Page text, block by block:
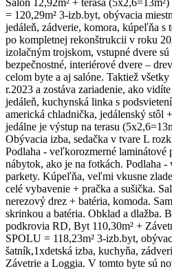
Salón 12,92m² + terasa
= 120,29m² 3-izb.byt, obývacia
jedáleň, zádverie, komora, kúpeľňa s
po kompletnej rekonštrukcii v roku
izolačným trojskom, vstupné dvere
bezpečnostné, interiérové dvere –
celom byte a aj salóne. Taktiež
r.2023 a zostáva zariadenie, ako
jedáleň, kuchynská linka s
americká chladnička, jedálenský stôl
jedálne je výstup na terasu
Obývacia izba, sedačka v tvare L
Podlaha - veľkorozmerné laminátové
nábytok, ako je na fotkách. Podlaha
parkety. Kúpeľňa, veľmi vkusne
celé vybavenie + pračka a sušička.
nerezový drez + batéria, komoda.
skrinkou a batéria. Obklad a dlažba.
podkrovia RD, Byt 110,30m² +
SPOLU = 118,23m² 3-izb.byt,
šatník,1xdetská izba, kuchyňa,
Závetrie a Loggia. V tomto byte sú